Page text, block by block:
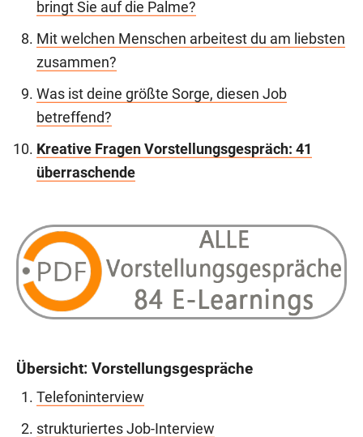
bringt Sie auf die Palme?
Mit welchen Menschen arbeitest du am liebsten
zusammen?
Was ist deine größte Sorge, diesen Job
betreffend?
Kreative Fragen Vorstellungsgespräch: 41
überraschende
Übersicht: Vorstellungsgespräche
Telefoninterview
strukturiertes Job-Interview